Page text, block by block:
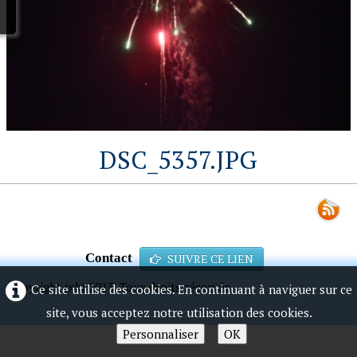
DSC_5357.JPG
Contact SUIVRE CE LIEN
Copyright (xk) 2013. Tous droits réservés.
Ce site utilise des cookies. En continuant à naviguer sur ce
site, vous acceptez notre utilisation des cookies.
Personnaliser
OK